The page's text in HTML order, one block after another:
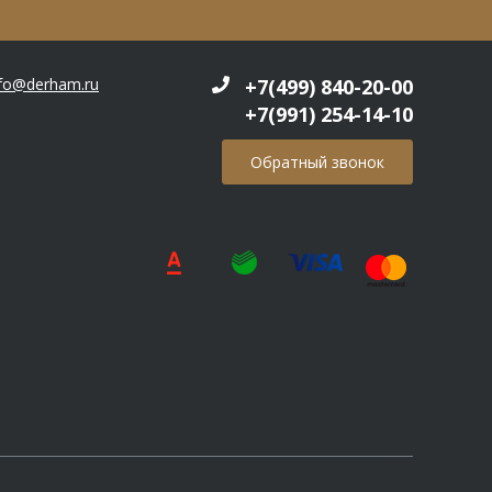
+7(499) 840-20-00
+7(991) 254-14-10
Обратный звонок